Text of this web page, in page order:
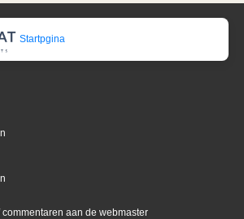
Startpgina
aan de webmaster